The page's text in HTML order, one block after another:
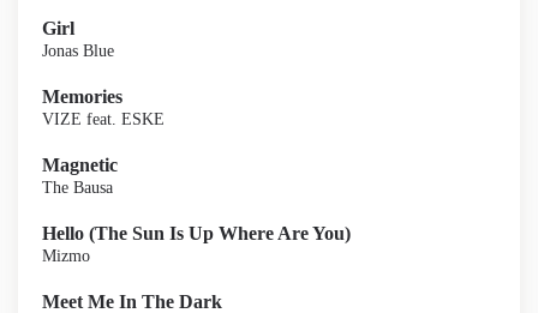
Girl
Jonas Blue
Memories
VIZE feat. ESKE
Magnetic
The Bausa
Hello (The Sun Is Up Where Are You)
Mizmo
Meet Me In The Dark